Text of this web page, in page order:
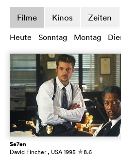
Filme Kinos Zeiten
Heute Sonntag Montag
Se7en
David Fincher , USA1995 c8.6